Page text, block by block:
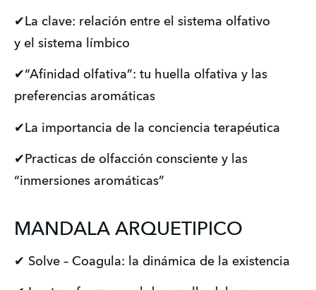
✔La clave: relación entre el sistema olfativo
y el sistema límbico
✔“Afinidad olfativa”: tu huella olfativa y las
preferencias aromáticas
✔La importancia de la conciencia terapéutica
✔Practicas de olfacción consciente y las
“inmersiones aromáticas”
MANDALA ARQUETIPICO
✔ Solve – Coagula: la dinámica de la existencia